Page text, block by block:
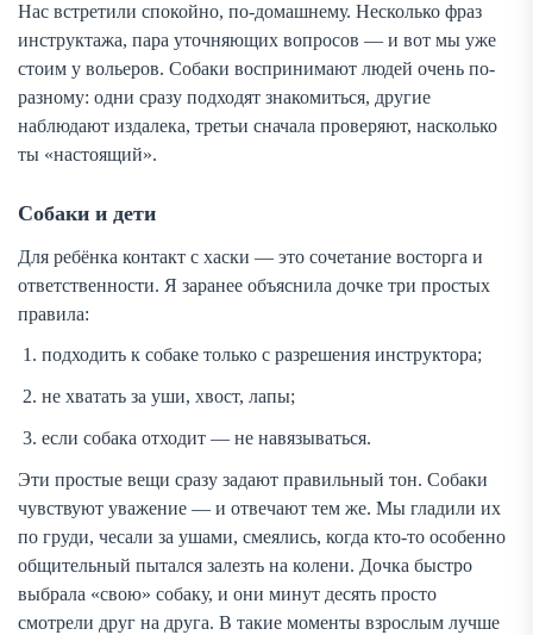
Нас встретили спокойно, по-домашнему. Несколько фраз
инструктажа, пара уточняющих вопросов — и вот мы уже
стоим у вольеров. Собаки воспринимают людей очень по-
разному: одни сразу подходят знакомиться, другие
наблюдают издалека, третьи сначала проверяют, насколько
ты «настоящий».
Собаки и дети
Для ребёнка контакт с хаски — это сочетание восторга и
ответственности. Я заранее объяснила дочке три простых
правила:
подходить к собаке только с разрешения инструктора;
не хватать за уши, хвост, лапы;
если собака отходит — не навязываться.
Эти простые вещи сразу задают правильный тон. Собаки
чувствуют уважение — и отвечают тем же. Мы гладили их
по груди, чесали за ушами, смеялись, когда кто-то особенно
общительный пытался залезть на колени. Дочка быстро
выбрала «свою» собаку, и они минут десять просто
смотрели друг на друга. В такие моменты взрослым лучше